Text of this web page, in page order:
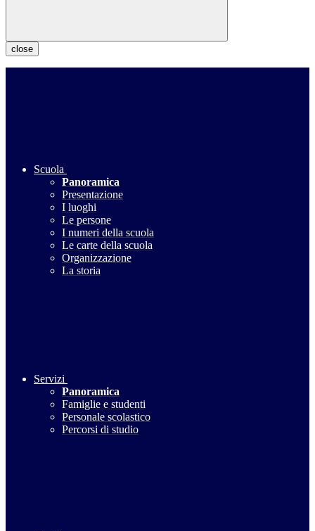
close
Scuola
Panoramica
Presentazione
I luoghi
Le persone
I numeri della scuola
Le carte della scuola
Organizzazione
La storia
Servizi
Panoramica
Famiglie e studenti
Personale scolastico
Percorsi di studio